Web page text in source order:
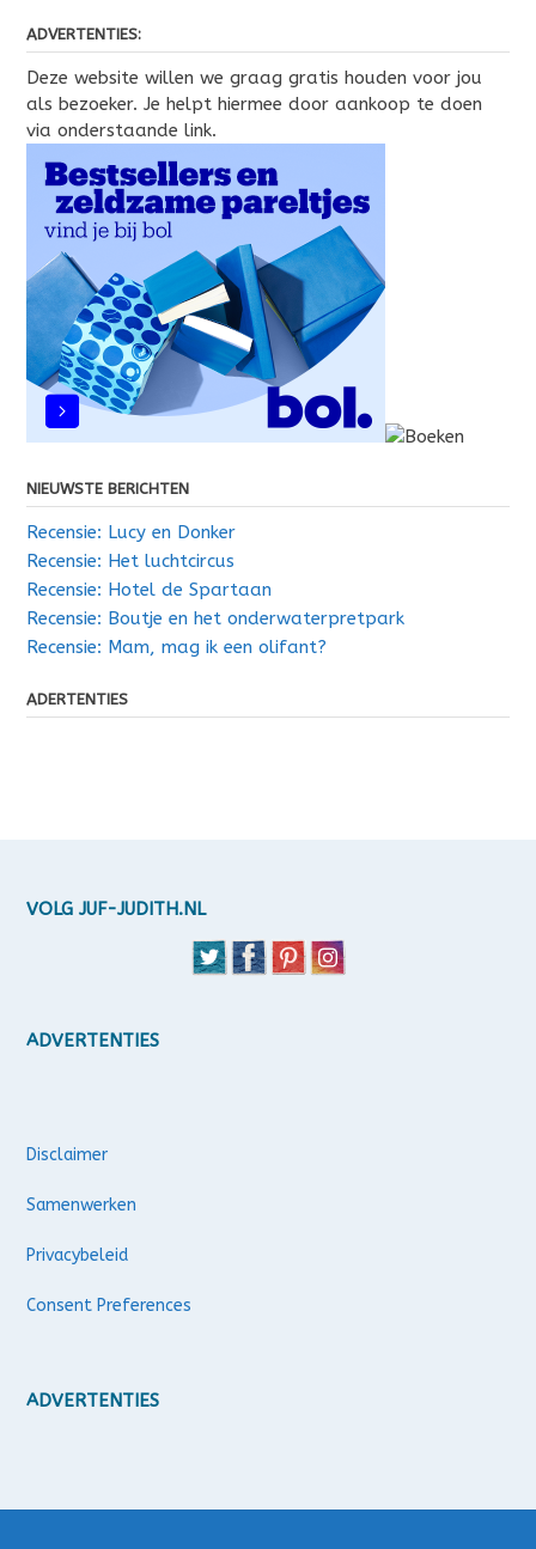
ADVERTENTIES:
Deze website willen we graag gratis houden voor jou
als bezoeker. Je helpt hiermee door aankoop te doen
via onderstaande link.
NIEUWSTE BERICHTEN
Recensie: Lucy en Donker
Recensie: Het luchtcircus
Recensie: Hotel de Spartaan
Recensie: Boutje en het onderwaterpretpark
Recensie: Mam, mag ik een olifant?
ADERTENTIES
VOLG JUF-JUDITH.NL
ADVERTENTIES
Disclaimer
Samenwerken
Privacybeleid
Consent Preferences
ADVERTENTIES